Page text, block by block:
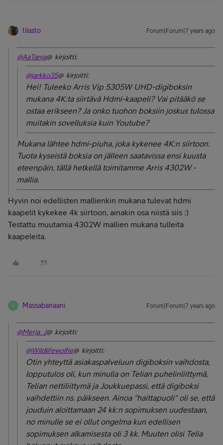
tilasto Forum|Forum|7 years ago
@AaTanja@ kirjoitti:
@jarkko35@ kirjoitti:
Hei! Tuleeko Arris Vip 5305W UHD-digiboksin
mukana 4K:ta siirtävä Hdmi-kaapeli? Vai pitääkö se
ostaa erikseen? Ja onko tuohon boksiin joskus tulossa
muitakin sovelluksia kuin Youtube?
Mukana lähtee hdmi-piuha, joka kykenee 4K:n siirtoon.
Tuota kyseistä boksia on jälleen saatavissa ensi kuusta
eteenpäin, tällä hetkellä toimitamme Arris 4302W -
mallia.
Hyvin noi edellisten mallienkin mukana tulevat hdmi
kaapelit kykekee 4k siirtoon, ainakin osa niistä siis :)
Testattu muutamia 4302W mallien mukana tulleita
kaapeleita.
M Massabanaani Forum|Forum|7 years ago
@Merja_J@ kirjoitti:
@Wildlifewolfie@ kirjoitti:
Otin yhteyttä asiakaspalveluun digiboksin vaihdosta,
lopputulos oli, kun minulla on Telian puhelinliittymä,
Telian nettiliittymä ja Joukkuepassi, että digiboksi
vaihdettiin ns. päikseen. Ainoa "haittapuoli" oli se, että
jouduin aloittamaan 24 kk:n sopimuksen uudestaan,
no minulle se ei ollut ongelma kun edellisen
sopimuksen alkamisesta oli 3 kk. Muuten olisi Telia